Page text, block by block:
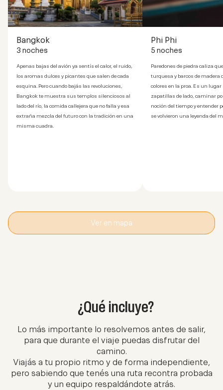
Bangkok
3 noches
Apenas bajas del avión ya sentís el calor, el ruido,
los aromas dulces y picantes que salen de cada
esquina. Pero cuando bajás las revoluciones,
Bangkok te muestra sus templos silenciosos al
lado del río, la comida callejera que no falla y esa
extraña mezcla del futuro con la tradición en una
misma cuadra.
Phi Phi
5 noches
Paredones de piedra caliza
turquesa y barcos de madera
colores en la proa. Es un
zapatillas de lado, caminar
noción del tiempo y entender
se volvieron una leyenda del
Ver en mapa
¿Qué incluye?
Lo más importante lo resolvemos antes de salir,
para que durante el viaje puedas disfrutar del
camino.
Viajás a tu propio ritmo y de forma independiente,
pero sabiendo que tenés una ruta recontra probada
y un equipo respaldándote atrás.